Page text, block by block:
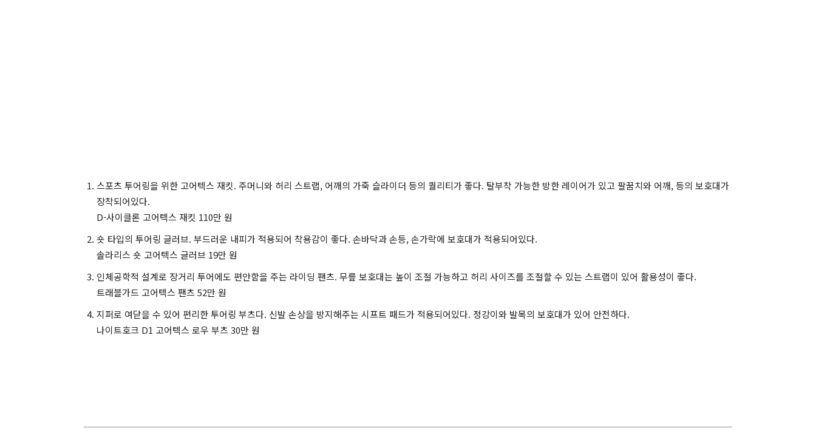
스포츠 투어링을 위한 고어텍스 재킷. 주머니와 허리 스트랩, 어깨의 가죽 슬라이더 등의 퀄리티가 좋다. 탈부착 가능한 방한 레이어가 있고 팔꿈치와 어깨, 등의 보호대가
장착되어있다.
D-사이클론 고어텍스 재킷 110만 원
숏 타입의 투어링 글러브. 부드러운 내피가 적용되어 착용감이 좋다. 손바닥과 손등, 손가락에 보호대가 적용되어있다.
솔라리스 숏 고어텍스 글러브 19만 원
인체공학적 설계로 장거리 투어에도 편안함을 주는 라이딩 팬츠. 무릎 보호대는 높이 조절 가능하고 허리 사이즈를 조절할 수 있는 스트랩이 있어 활용성이 좋다.
트래블가드 고어텍스 팬츠 52만 원
지퍼로 여닫을 수 있어 편리한 투어링 부츠다. 신발 손상을 방지해주는 시프트 패드가 적용되어있다. 정강이와 발목의 보호대가 있어 안전하다.
나이트호크 D1 고어텍스 로우 부츠 30만 원